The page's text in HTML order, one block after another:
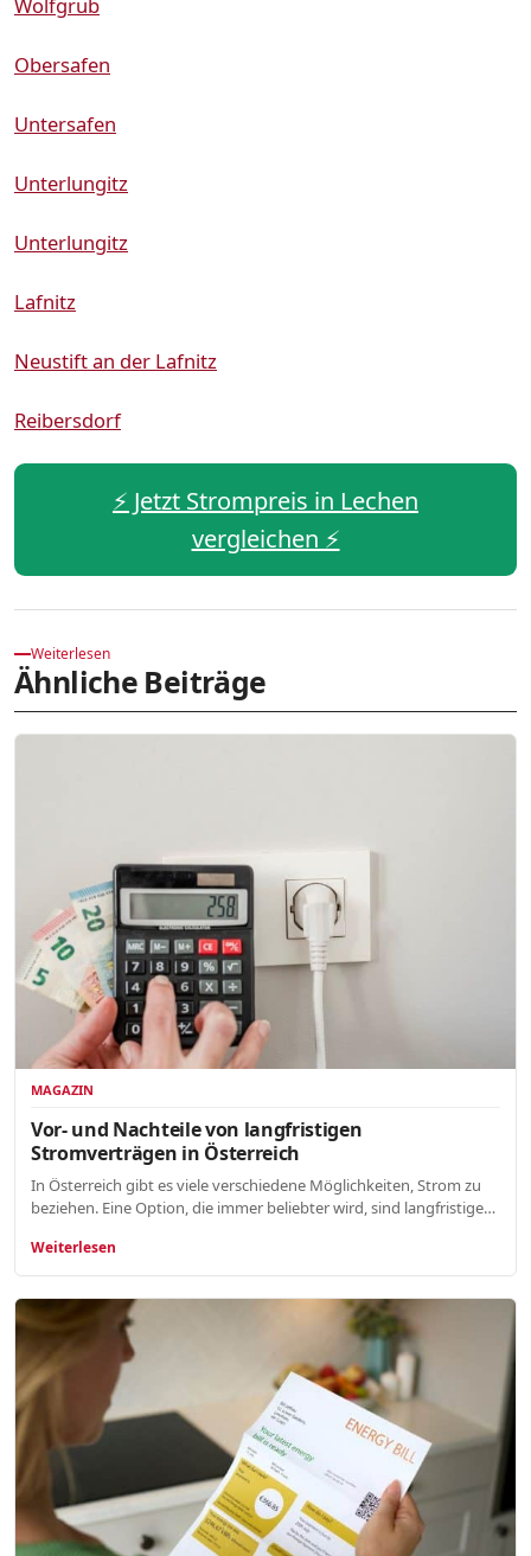
Obersafen
Untersafen
Unterlungitz
Unterlungitz
Lafnitz
Neustift an der Lafnitz
Reibersdorf
⚡️ Jetzt Strompreis in Lechen
vergleichen ⚡️
Weiterlesen
Ähnliche Beiträge
MAGAZIN
Vor- und Nachteile von langfristigen
Stromverträgen in Österreich
In Österreich gibt es viele verschiedene Möglichkeiten, Strom zu
beziehen. Eine Option, die immer beliebter wird, sind langfristige…
Weiterlesen